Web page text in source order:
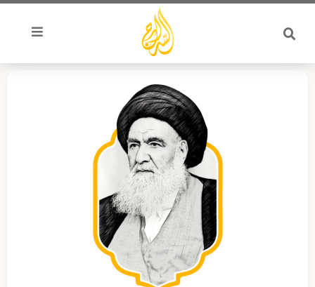
تخطي
المحتوى